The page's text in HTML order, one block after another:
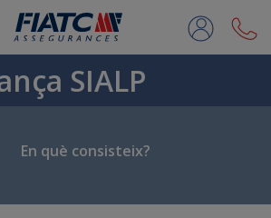
SIALP
En què consisteix?